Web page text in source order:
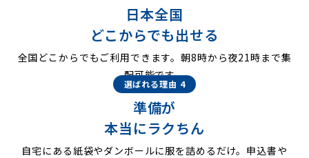
日本全国
どこからでも出せる
全国どこからでもご利用できます。朝8時から夜21時まで集
配可能です。
選ばれる理由 4
準備が
本当にラクちん
自宅にある紙袋やダンボールに服を詰めるだけ。申込書や